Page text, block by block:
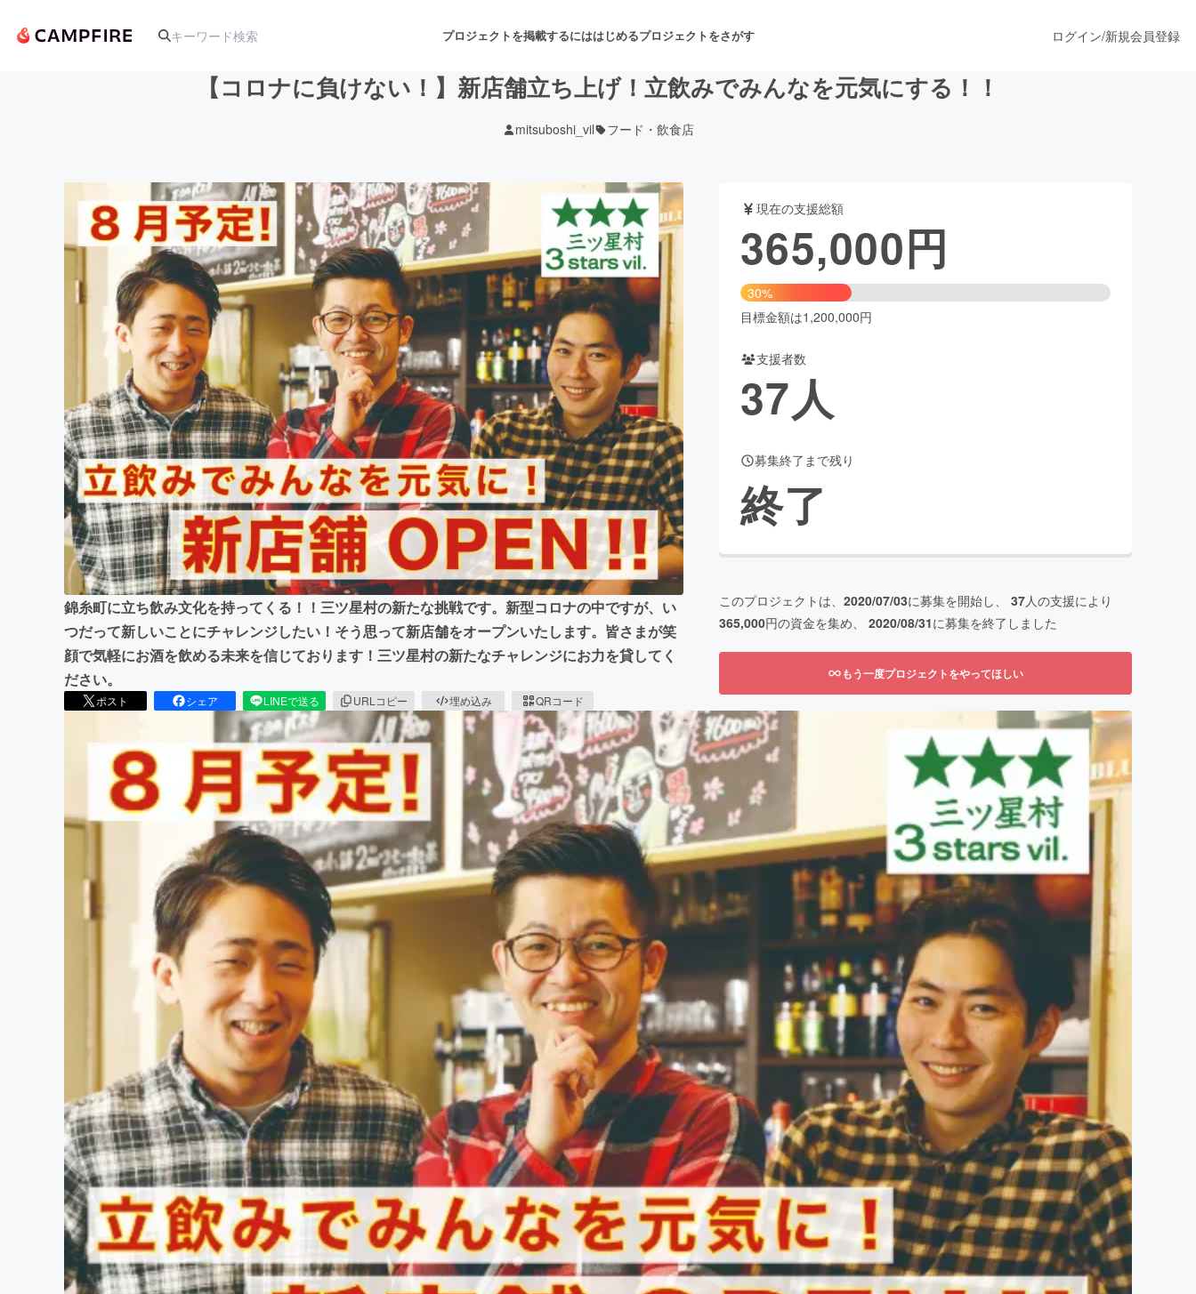
プロジェクトを掲載するにははじめるプロジェクトをさがす
アート・写真 音楽 舞台・パフォーマンス
テクノロジー・ガジェット ゲーム・サービス開発 フード・飲食店 ファッション
映像・映画 書籍・雑誌出版 アニメ・漫画
ビジネス・起業 チャレンジ ビューティー・ヘルスケア
まちづくり・地域活性化
CAMPFIRE for Social GoodCAMPFIRE Creation
CAMPFIREふるさと納税machi-yaコミュニティ
ログイン/新規会員登録
【コロナに負けない！】新店舗立ち上げ！立飲みでみんなを元気にする！！
mitsuboshi_vil フード・飲食店
錦糸町に立ち飲み文化を持ってくる！！三ツ星村の新たな挑戦です。新型コロナの中ですが、い
つだって新しいことにチャレンジしたい！そう思って新店舗をオープンいたします。皆さまが笑
顔で気軽にお酒を飲める未来を信じております！三ツ星村の新たなチャレンジにお力を貸してく
ださい。
ポスト シェア LINEで送る URLコピー 埋め込み QRコード
現在の支援総額
365,000円
30%
目標金額は1,200,000円
支援者数
37人
募集終了まで残り
終了
このプロジェクトは、 2020/07/03に募集を開始し、 37人の支援により
365,000円の資金を集め、 2020/08/31に募集を終了しました
もう一度プロジェクトをやってほしい